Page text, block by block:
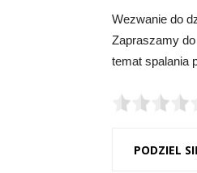
Wezwanie do
Zapraszamy
temat spalania
PODZIEL